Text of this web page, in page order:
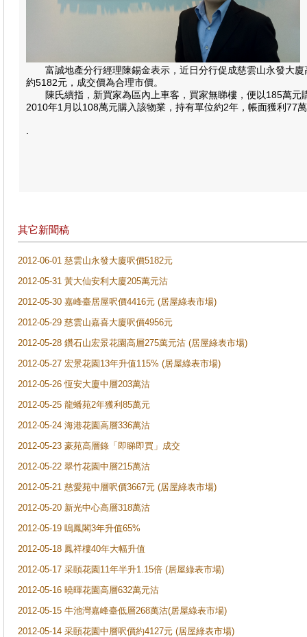
富誠地產分行經理陳錫金表示，近日分行促成慈雲山永發大廈
約5182元，成交價為合理市價。
陳氏續指，新買家為區內上車客，買家無睇樓，便以185萬元
2010年1月以108萬元購入該物業，持有單位約2年，帳面獲利77
其它新聞稿
2012-06-01 慈雲山永發大廈呎價5182元
2012-05-31 黃大仙安利大廈205​萬元沽
2012-05-30 嘉峰臺居屋呎價4416元 (居屋綠表市場​)
2012-05-29 慈雲山嘉喜大廈呎價4​956元
2012-05-28 鑽石山宏景花園高層2​75萬元沽 (居屋綠表市場​)
2012-05-27 宏景花園13年升值1​15% (居屋綠表市場​)
2012-05-26 恆安大廈中層203萬​沽
2012-05-25 龍蟠苑2年獲利85萬​元
2012-05-24 海港花園高層336萬​沽
2012-05-23 豪苑高層錄「即睇即買​」成交
2012-05-22 翠竹花園中層215萬​沽
2012-05-21 慈愛苑中層呎價366​7元 (居屋綠表市場​)
2012-05-20 新光中心高層318萬沽
2012-05-19 嗚鳳閣3年升值65%
2012-05-18 鳳祥樓40年大幅升值
2012-05-17 采頤花園11年半升1​.15倍 (居屋綠表市場​)
2012-05-16 曉暉花園高層632萬​元沽
2012-05-15 牛池灣嘉峰臺低層26​8萬沽(居屋綠表市場​)
2012-05-14 采頤花園中層呎價約4​127元 (居屋綠表市場​)